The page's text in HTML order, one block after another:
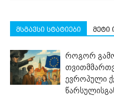
მსგავსი სტატიები მეტი
როგორ
ევროპული